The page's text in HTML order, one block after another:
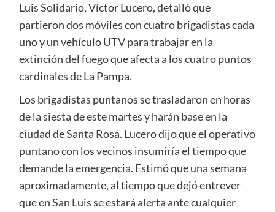
Luis Solidario, Víctor Lucero, detalló que
partieron dos móviles con cuatro brigadistas cada
uno y un vehículo UTV para trabajar en la
extinción del fuego que afecta a los cuatro puntos
cardinales de La Pampa.
Los brigadistas puntanos se trasladaron en horas
de la siesta de este martes y harán base en la
ciudad de Santa Rosa. Lucero dijo que el operativo
puntano con los vecinos insumiría el tiempo que
demande la emergencia. Estimó que una semana
aproximadamente, al tiempo que dejó entrever
que en San Luis se estará alerta ante cualquier